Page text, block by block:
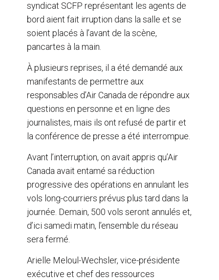
syndicat SCFP représentant les agents de
bord aient fait irruption dans la salle et se
soient placés à l’avant de la scène,
pancartes à la main.
À plusieurs reprises, il a été demandé aux
manifestants de permettre aux
responsables d’Air Canada de répondre aux
questions en personne et en ligne des
journalistes, mais ils ont refusé de partir et
la conférence de presse a été interrompue.
Avant l’interruption, on avait appris qu’Air
Canada avait entamé sa réduction
progressive des opérations en annulant les
vols long-courriers prévus plus tard dans la
journée. Demain, 500 vols seront annulés et,
d’ici samedi matin, l’ensemble du réseau
sera fermé.
Arielle Meloul-Wechsler, vice-présidente
exécutive et chef des ressources